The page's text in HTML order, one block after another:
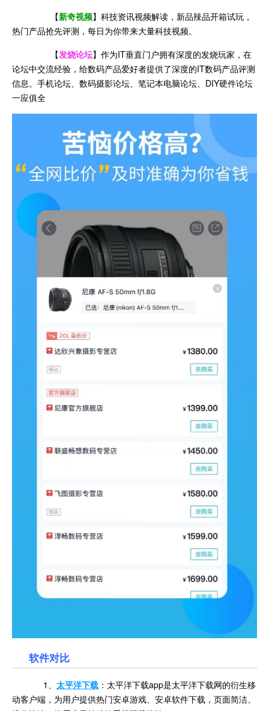
【新奇视频】科技资讯视频解读，新品辣品开箱试玩，
热门产品抢先评测，每日为你带来大量科技视频。
【发烧论坛】作为IT垂直门户拥有深度的发烧玩家，在
论坛中交流经验，给数码产品爱好者提供了深度的IT数码产品评测
信息。手机论坛、数码摄影论坛、笔记本电脑论坛、DIY硬件论坛
一应俱全
软件对比
1、 太平洋下载 ：太平洋下载app是太平洋下载网的衍生移
动客户端，为用户提供热门安卓游戏、安卓软件下载，页面简洁、